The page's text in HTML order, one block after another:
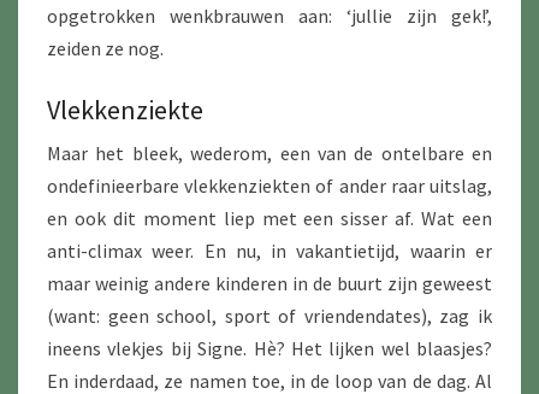
opgetrokken wenkbrauwen aan: ‘jullie zijn gek!’,
zeiden ze nog.
Vlekkenziekte
Maar het bleek, wederom, een van de ontelbare en
ondefinieerbare vlekkenziekten of ander raar uitslag,
en ook dit moment liep met een sisser af. Wat een
anti-climax weer. En nu, in vakantietijd, waarin er
maar weinig andere kinderen in de buurt zijn geweest
(want: geen school, sport of vriendendates), zag ik
ineens vlekjes bij Signe. Hè? Het lijken wel blaasjes?
En inderdaad, ze namen toe, in de loop van de dag. Al